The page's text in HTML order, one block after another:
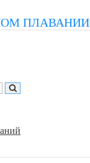
ПЛАВАНИИ